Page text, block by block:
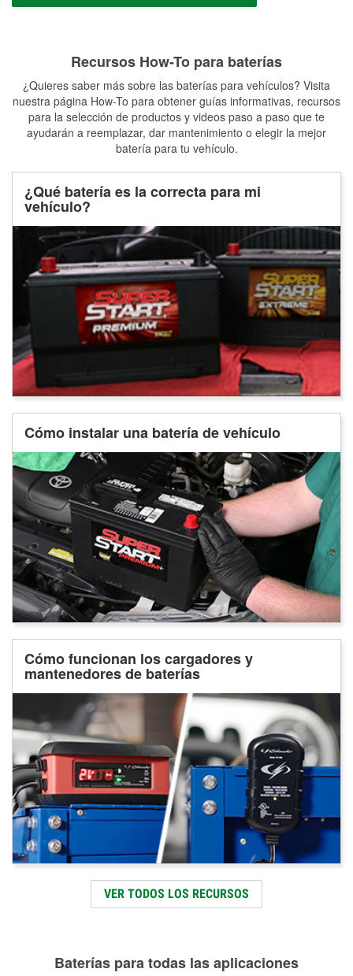
Recursos How-To para baterías
¿Quieres saber más sobre las baterías para vehículos? Visita
nuestra página How-To para obtener guías informativas, recursos
para la selección de productos y videos paso a paso que te
ayudarán a reemplazar, dar mantenimiento o elegir la mejor
batería para tu vehículo.
¿Qué batería es la correcta para mi
vehículo?
Cómo instalar una batería de vehículo
Cómo funcionan los cargadores y
mantenedores de baterías
VER TODOS LOS RECURSOS
Baterías para todas las aplicaciones